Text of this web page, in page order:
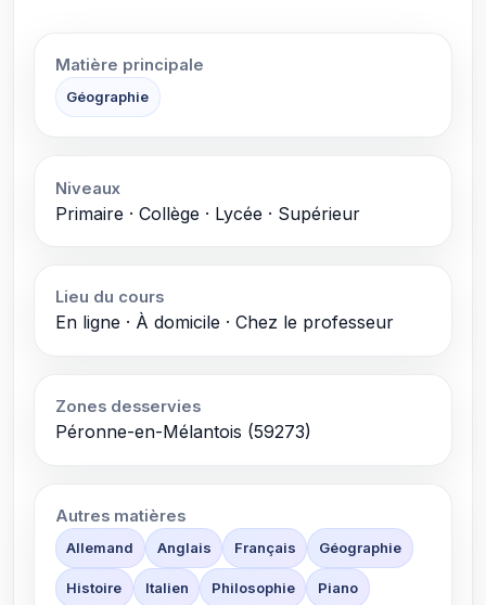
Matière principale
Géographie
Niveaux
Primaire · Collège · Lycée · Supérieur
Lieu du cours
En ligne · À domicile · Chez le professeur
Zones desservies
Péronne-en-Mélantois (59273)
Autres matières
Allemand Anglais Français Géographie
Histoire Italien Philosophie Piano